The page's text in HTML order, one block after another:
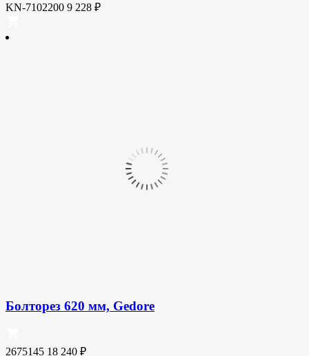
KN-7102200 9 228 ₽
Болторез 620 мм, Gedore
2675145 18 240 ₽